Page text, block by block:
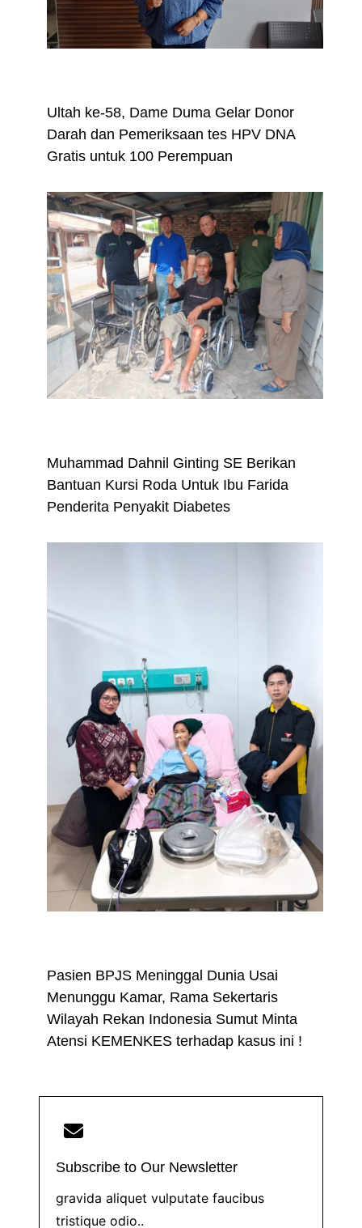
Ultah ke-58, Dame Duma Gelar Donor
Darah dan Pemeriksaan tes HPV DNA
Gratis untuk 100 Perempuan
Muhammad Dahnil Ginting SE Berikan
Bantuan Kursi Roda Untuk Ibu Farida
Penderita Penyakit Diabetes
Pasien BPJS Meninggal Dunia Usai
Menunggu Kamar, Rama Sekertaris
Wilayah Rekan Indonesia Sumut Minta
Atensi KEMENKES terhadap kasus ini !
Subscribe to Our Newsletter
gravida aliquet vulputate faucibus
tristique odio..